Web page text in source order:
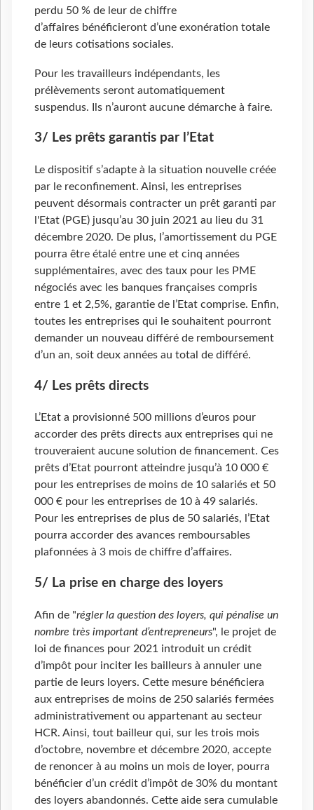
perdu 50 % de leur de chiffre
d’affaires bénéficieront d’une exonération totale
de leurs cotisations sociales.
Pour les travailleurs indépendants, les
prélèvements seront automatiquement
suspendus. Ils n’auront aucune démarche à faire.
3/ Les prêts garantis par l’Etat
Le dispositif s’adapte à la situation nouvelle créée
par le reconfinement. Ainsi, les entreprises
peuvent désormais contracter un prêt garanti par
l'Etat (PGE) jusqu’au 30 juin 2021 au lieu du 31
décembre 2020. De plus, l’amortissement du PGE
pourra être étalé entre une et cinq années
supplémentaires, avec des taux pour les PME
négociés avec les banques françaises compris
entre 1 et 2,5%, garantie de l’Etat comprise. Enfin,
toutes les entreprises qui le souhaitent pourront
demander un nouveau différé de remboursement
d’un an, soit deux années au total de différé.
4/ Les prêts directs
L’Etat a provisionné 500 millions d’euros pour
accorder des prêts directs aux entreprises qui ne
trouveraient aucune solution de financement. Ces
prêts d’Etat pourront atteindre jusqu’à 10 000 €
pour les entreprises de moins de 10 salariés et 50
000 € pour les entreprises de 10 à 49 salariés.
Pour les entreprises de plus de 50 salariés, l’Etat
pourra accorder des avances remboursables
plafonnées à 3 mois de chiffre d’affaires.
5/ La prise en charge des loyers
Afin de "régler la question des loyers, qui pénalise un
nombre très important d’entrepreneurs", le projet de
loi de finances pour 2021 introduit un crédit
d’impôt pour inciter les bailleurs à annuler une
partie de leurs loyers. Cette mesure bénéficiera
aux entreprises de moins de 250 salariés fermées
administrativement ou appartenant au secteur
HCR. Ainsi, tout bailleur qui, sur les trois mois
d’octobre, novembre et décembre 2020, accepte
de renoncer à au moins un mois de loyer, pourra
bénéficier d’un crédit d’impôt de 30% du montant
des loyers abandonnés. Cette aide sera cumulable